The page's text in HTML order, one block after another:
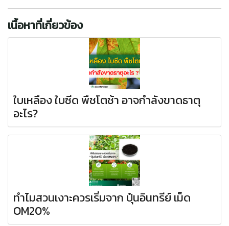
เนื้อหาที่เกี่ยวข้อง
ใบเหลือง ใบซีด พืชโตช้า อาจกำลังขาดธาตุ
อะไร?
ทำไมสวนเงาะควรเริ่มจาก ปุ๋นอินทรีย์ เม็ด
OM20%